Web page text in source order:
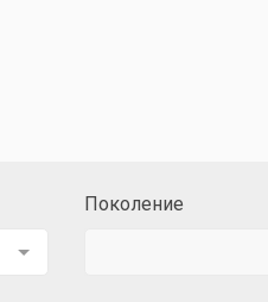
Поколение